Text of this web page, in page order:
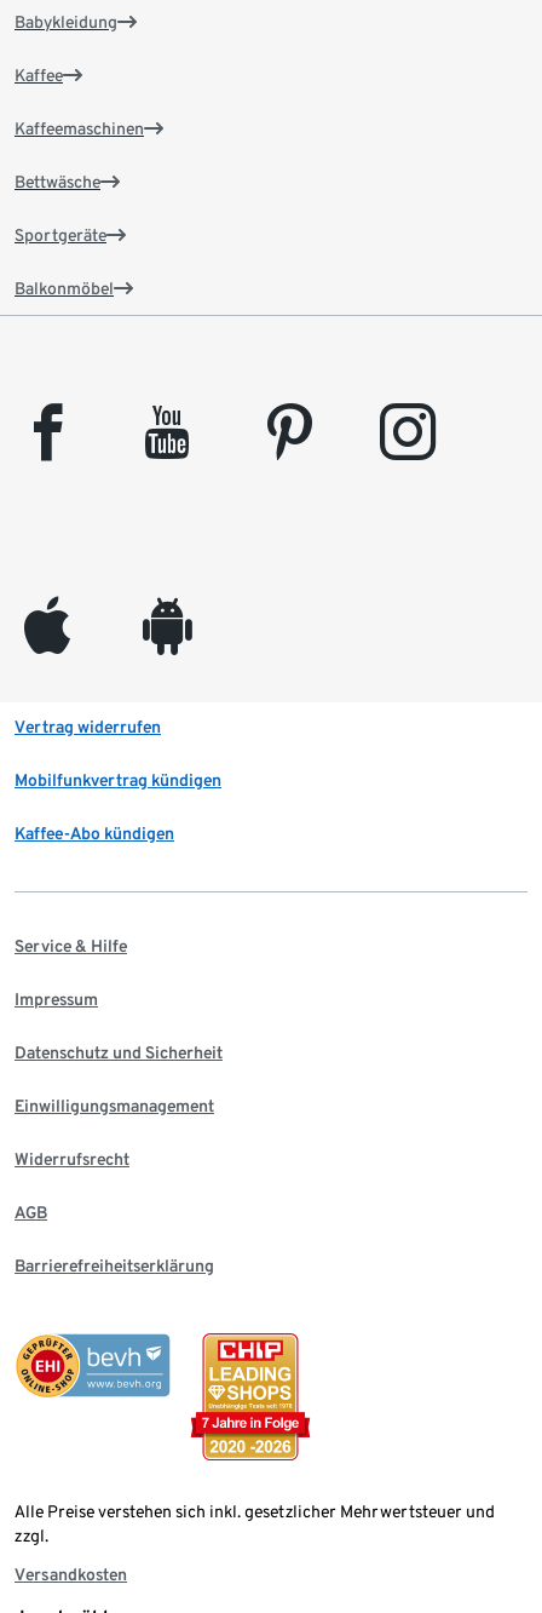
Babykleidung
Kaffee
Kaffeemaschinen
Bettwäsche
Sportgeräte
Balkonmöbel
facebook youtube pinterest instagram
appleinc android
Vertrag widerrufen
Mobilfunkvertrag kündigen
Kaffee-Abo kündigen
Service & Hilfe
Impressum
Datenschutz und Sicherheit
Einwilligungsmanagement
Widerrufsrecht
AGB
Barrierefreiheitserklärung
Alle Preise verstehen sich inkl. gesetzlicher Mehrwertsteuer und
zzgl.
Versandkosten